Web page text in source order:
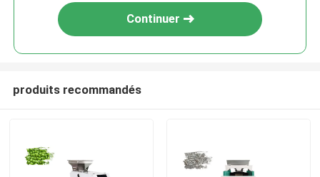
Continuer
produits recommandés